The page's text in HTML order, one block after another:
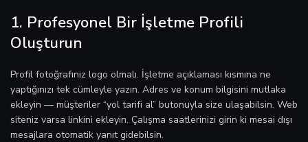
1. Profesyonel Bir İşletme Profili
Oluşturun
Profil fotoğrafınız logo olmalı. İşletme açıklaması kısmına ne
yaptığınızı tek cümleyle yazın. Adres ve konum bilgisini mutlaka
ekleyin — müşteriler “yol tarifi al” butonuyla size ulaşabilsin. Web
siteniz varsa linkini ekleyin. Çalışma saatlerinizi girin ki mesai dışı
mesajlara otomatik yanıt gidebilsin.